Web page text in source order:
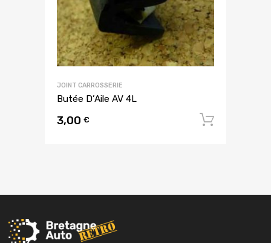
JOINT CARROSSERIE
Butée D’Aile AV 4L
3,00 €